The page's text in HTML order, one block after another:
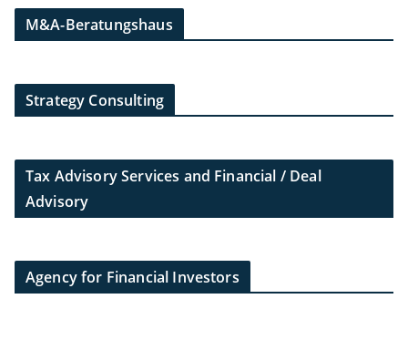
M&A-Beratungshaus
Strategy Consulting
Tax Advisory Services and Financial / Deal
Advisory
Agency for Financial Investors